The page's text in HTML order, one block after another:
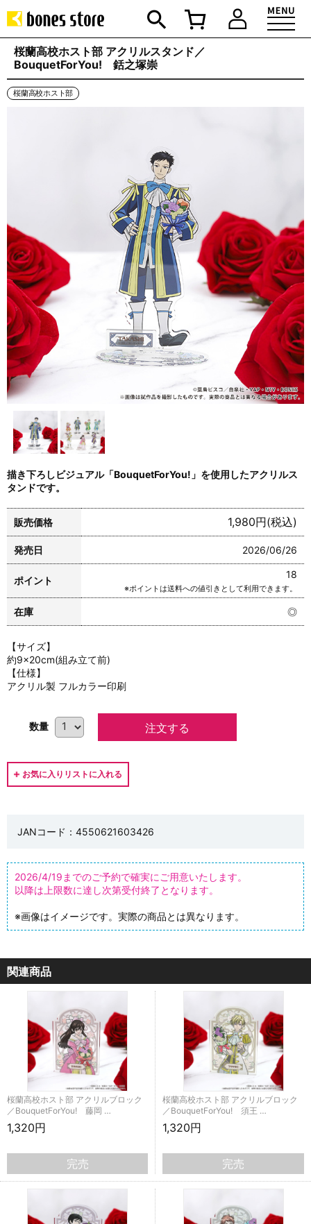
桜蘭高校ホスト部 アクリルスタンド／
BouquetForYou! 銛之塚崇
桜蘭高校ホスト部
描き下ろしビジュアル「BouquetForYou!」を使用したアクリルス
タンドです。
販売価格 1,980円(税込)
発売日 2026/06/26
ポイント
18
※ポイントは送料への値引きとして利用できます。
在庫 ◎
【サイズ】
約9×20cm(組み立て前)
【仕様】
アクリル製 フルカラー印刷
数量
JANコード：4550621603426
2026/4/19までのご予約で確実にご用意いたします。
以降は上限数に達し次第受付終了となります。
※画像はイメージです。実際の商品とは異なります。
関連商品
桜蘭高校ホスト部 アクリルブロック
／BouquetForYou! 藤岡 …
1,320円
完売
桜蘭高校ホスト部 アクリルブロック
／BouquetForYou! 須王 …
1,320円
完売